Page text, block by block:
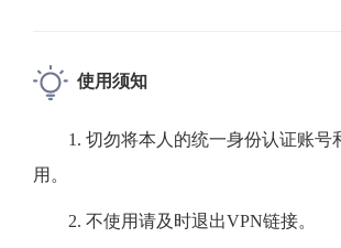
使用须知
1. 切勿将本人的统一身份认证账号
用。
2. 不使用请及时退出VPN链接。